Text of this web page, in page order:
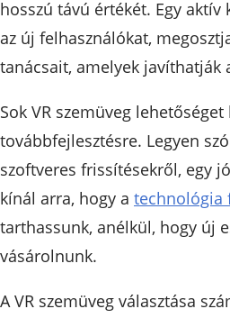
hosszú távú értékét. Egy aktív
az új felhasználókat,
tanácsait, amelyek javíthatják
Sok VR szemüveg lehetőséget
továbbfejlesztésre. Legyen
szoftveres frissítésekről, egy
kínál arra, hogy a technológia
tarthassunk, anélkül, hogy új
vásárolnunk.
A VR szemüveg választása